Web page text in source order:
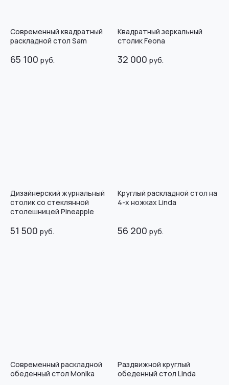
Современный квадратный
раскладной стол Sam
65 100 руб.
Квадратный зеркальный
столик Feona
32 000 руб.
Дизайнерский журнальный
столик со стеклянной
столешницей Pineapple
51 500 руб.
Круглый раскладной стол на
4-х ножках Linda
56 200 руб.
Современный раскладной
обеденный стол Monika
Раздвижной круглый
обеденный стол Linda